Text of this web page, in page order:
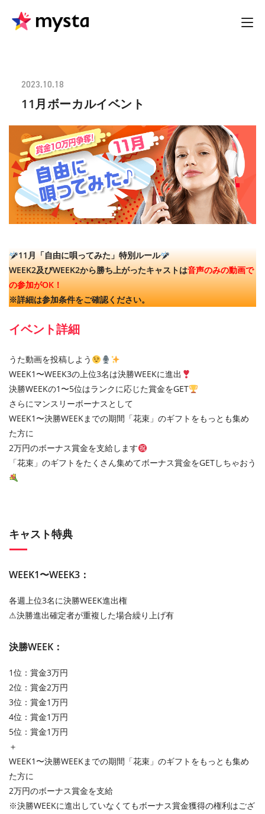
2023.10.18
11月ボーカルイベント
11月「自由に唄ってみた」特別ルール
WEEK2及びWEEK2から勝ち上がったキャストは音声のみの動画で
の参加がOK！
※詳細は参加条件をご確認ください。
イベント詳細
うた動画を投稿しよう
WEEK1〜WEEK3の上位3名は決勝WEEKに進出
決勝WEEKの1〜5位はランクに応じた賞金をGET
さらにマンスリーボーナスとして
WEEK1〜決勝WEEKまでの期間「花束」のギフトをもっとも集め
た方に
2万円のボーナス賞金を支給します
「花束」のギフトをたくさん集めてボーナス賞金をGETしちゃおう
キャスト特典
WEEK1〜WEEK3：
各週上位3名に決勝WEEK進出権
⚠︎決勝進出確定者が重複した場合繰り上げ有
決勝WEEK：
1位：賞金3万円
2位：賞金2万円
3位：賞金1万円
4位：賞金1万円
5位：賞金1万円
＋
WEEK1〜決勝WEEKまでの期間「花束」のギフトをもっとも集め
た方に
2万円のボーナス賞金を支給
※決勝WEEKに進出していなくてもボーナス賞金獲得の権利はござ